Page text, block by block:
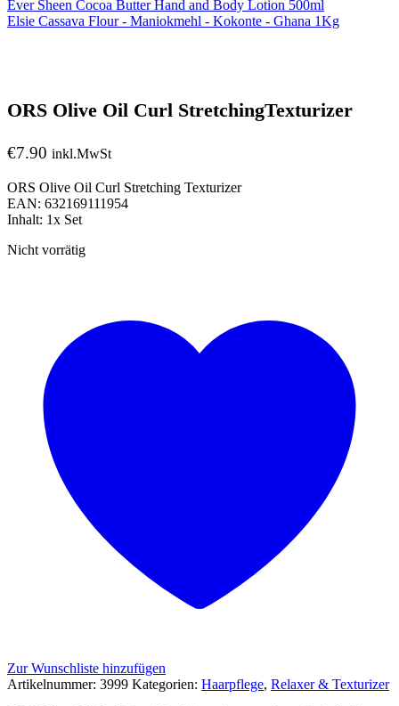
Ever Sheen Cocoa Butter Hand and Body Lotion 500ml
Elsie Cassava Flour - Maniokmehl - Kokonte - Ghana 1Kg
ORS Olive Oil Curl StretchingTexturizer
€7.90 inkl.MwSt
ORS Olive Oil Curl Stretching Texturizer
EAN: 632169111954
Inhalt: 1x Set
Nicht vorrätig
Zur Wunschliste hinzufügen
Artikelnummer: 3999 Kategorien: Haarpflege, Relaxer & Texturizer